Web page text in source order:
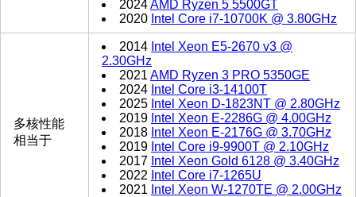
2024AMD Ryzen 5 5500GT
2020 Intel Core i7-10700K @ 3.80GHz
多核性能
相当于
2014 Intel Xeon E5-2670 v3 @
2.30GHz
2021AMD Ryzen 3 PRO 5350GE
2024 Intel Core i3-14100T
2025 Intel Xeon D-1823NT @ 2.80GHz
2019 Intel Xeon E-2286G @ 4.00GHz
2018 Intel Xeon E-2176G @ 3.70GHz
2019 Intel Core i9-9900T @ 2.10GHz
2017 Intel Xeon Gold 6128 @ 3.40GHz
2022 Intel Core i7-1265U
2021 Intel Xeon W-1270TE @ 2.00GHz